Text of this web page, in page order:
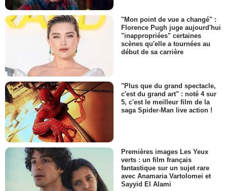
"Mon point de vue a changé" :
Florence Pugh juge aujourd'hui
"inappropriées" certaines
scènes qu'elle a tournées au
début de sa carrière
"Plus que du grand spectacle,
c'est du grand art" : noté 4 sur
5, c'est le meilleur film de la
saga Spider-Man live action !
Premières images Les Yeux
verts : un film français
fantastique sur un sujet rare
avec Anamaria Vartolomei et
Sayyid El Alami